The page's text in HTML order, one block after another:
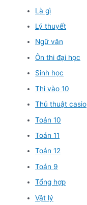
Là gì
Lý thuyết
Ngữ văn
Ôn thi đại học
Sinh học
Thi vào 10
Thủ thuật casio
Toán 10
Toán 11
Toán 12
Toán 9
Tổng hợp
Vật lý